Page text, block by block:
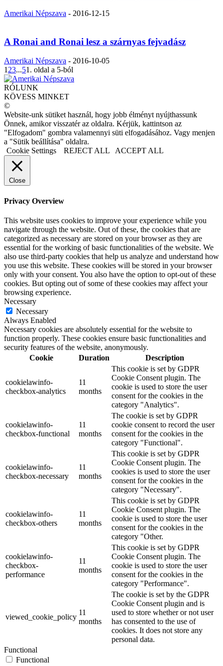
Amerikai Népszava - 2016-12-15
A Ronai and Ronai lesz a szárnyas fejvadász
Amerikai Népszava - 2016-10-05
1 23...51. oldal a 5-ból
RÓLUNK
KÖVESS MINKET
©
Website-unk sütiket használ, hogy jobb élményt nyújthassunk
Önnek, amikor visszatér az oldalra. Kérjük, kattintson az
"Elfogadom" gombra valamennyi süti elfogadásához. Vagy menjen
a "Sütik beállítása" oldalra.
Cookie Settings
REJECT ALL ACCEPT ALL
Close
Privacy Overview
This website uses cookies to improve your experience while you
navigate through the website. Out of these, the cookies that are
categorized as necessary are stored on your browser as they are
essential for the working of basic functionalities of the website. We
also use third-party cookies that help us analyze and understand how
you use this website. These cookies will be stored in your browser
only with your consent. You also have the option to opt-out of these
cookies. But opting out of some of these cookies may affect your
browsing experience.
Necessary
Necessary
Always Enabled
Necessary cookies are absolutely essential for the website to
function properly. These cookies ensure basic functionalities and
security features of the website, anonymously.
Cookie
Duration Description
cookielawinfo-
checkbox-analytics
11
months
This cookie is set by GDPR
Cookie Consent plugin. The
cookie is used to store the user
consent for the cookies in the
category "Analytics".
cookielawinfo-
checkbox-functional
11
months
The cookie is set by GDPR
cookie consent to record the user
consent for the cookies in the
category "Functional".
cookielawinfo-
checkbox-necessary
11
months
This cookie is set by GDPR
Cookie Consent plugin. The
cookies is used to store the user
consent for the cookies in the
category "Necessary".
cookielawinfo-
checkbox-others
11
months
This cookie is set by GDPR
Cookie Consent plugin. The
cookie is used to store the user
consent for the cookies in the
category "Other.
cookielawinfo-
checkbox-
performance
11
months
This cookie is set by GDPR
Cookie Consent plugin. The
cookie is used to store the user
consent for the cookies in the
category "Performance".
viewed_cookie_policy
11
months
The cookie is set by the GDPR
Cookie Consent plugin and is
used to store whether or not user
has consented to the use of
cookies. It does not store any
personal data.
Functional
Functional